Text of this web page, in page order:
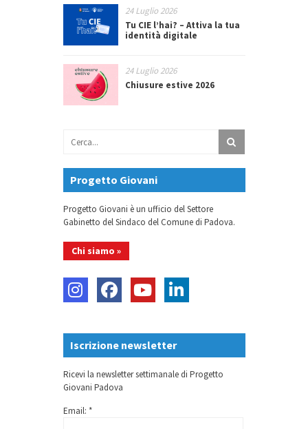
24 Luglio 2026
Tu CIE l’hai? – Attiva la tua
identità digitale
24 Luglio 2026
Chiusure estive 2026
Progetto Giovani
Progetto Giovani è un ufficio del Settore
Gabinetto del Sindaco del Comune di Padova.
Chi siamo »
Iscrizione newsletter
Ricevi la newsletter settimanale di Progetto
Giovani Padova
Email: *